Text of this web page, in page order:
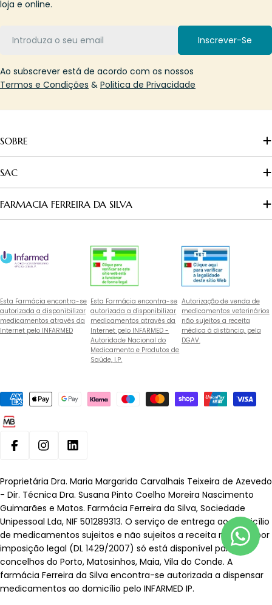
loja e online.
Inscrever-Se
Ao subscrever está de acordo com os nossos
Termos e Condições & Politica de Privacidade
SOBRE
SAC
FARMACIA FERREIRA DA SILVA
Esta Farmácia encontra-se
autorizada a disponibilizar
medicamentos através da
Internet pelo INFARMED
Esta Farmácia encontra-se
autorizada a disponibilizar
medicamentos através da
Internet pelo INFARMED -
Autoridade Nacional do
Medicamento e Produtos de
Saúde, I.P.
Autorização de venda de
medicamentos veterinários
não sujeitos a receita
médica à distância, pela
DGAV.
Métodos
pagamento
FacebookInstagramLinkedin
Proprietária Dra. Maria Margarida Carvalhais Teixeira de Azevedo
- Dir. Técnica Dra. Susana Pinto Coelho Moreira Nascimento
Guimarães e Matos. Farmácia Ferreira da Silva, Sociedade
Unipessoal Lda, NIF 501289313. O serviço de entrega ao domicílio
de medicamentos sujeitos e não sujeitos a receita médica, por
imposição legal (DL 1429/2007) só está disponível para os
concelhos do Porto, Matosinhos, Maia, Vila do Conde. A
farmácia Ferreira da Silva encontra-se autorizada a dispensar
medicamentos ao domicílio pelo INFARMED IP.